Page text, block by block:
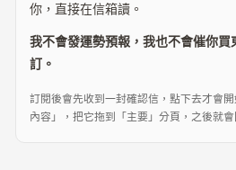
你，直接在信箱讀。
我不會發運勢預報，我也不會催你
訂。
訂閱後會先收到一封確認信，點下去才會
內容」，把它拖到「主要」分頁，之後就會